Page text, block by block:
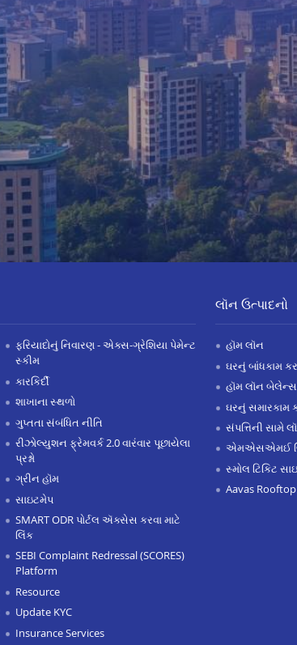
ફરિયાદોનું નિવારણ - એક્સ-ગ્રેશિયા પેમેન્ટ
સ્કીમ
કારકિર્દી
શાખાના સ્થળો
ગુપ્તતા સંબંધિત નીતિ
રીઝોલ્યુશન ફ્રેમવર્ક 2.0 વારંવાર પૂછાયેલા
પ્રશ્નો
ગ્રીન હૉમ
સાઇટમેપ
SMART ODR પોર્ટલ ઍક્સેસ કરવા માટે
લિંક
SEBI Complaint Redressal (SCORES)
Platform
Resource
Update KYC
Insurance Services
લૉન ઉત્પાદનો
હૉમ લૉન
ઘરનું બાંધકામ
હૉમ લૉન
ઘરનું સમારકામ
સંપત્તિની સામે
એમએસએમઈ
સ્મોલ ટિકિટ
Aavas